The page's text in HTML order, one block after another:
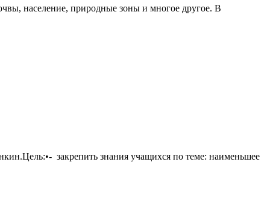
население, природные зоны и многое другое. В
закрепить знания учащихся по теме: наименьшее